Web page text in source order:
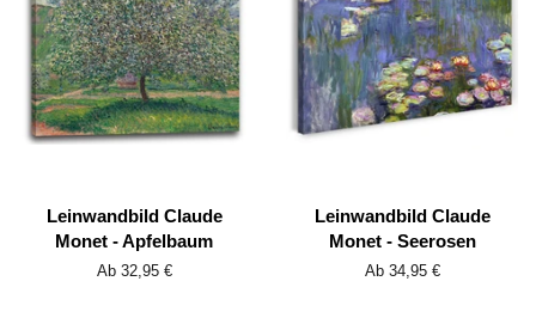
Leinwandbild Claude
Monet - Apfelbaum
Ab 32,95 €
Leinwandbild Claude
Monet - Seerosen
Ab 34,95 €